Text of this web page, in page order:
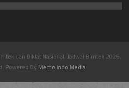
dan Diklat Nasional, Jadwal Bimtek 2026.
Powered By Memo Indo Media